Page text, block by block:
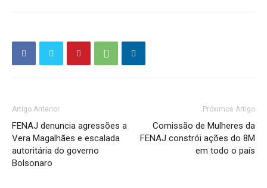
Artigo Anterior
FENAJ denuncia agressões a
Vera Magalhães e escalada
autoritária do governo
Bolsonaro
Próximos Artigo
Comissão de Mulheres da
FENAJ constrói ações do 8M
em todo o país